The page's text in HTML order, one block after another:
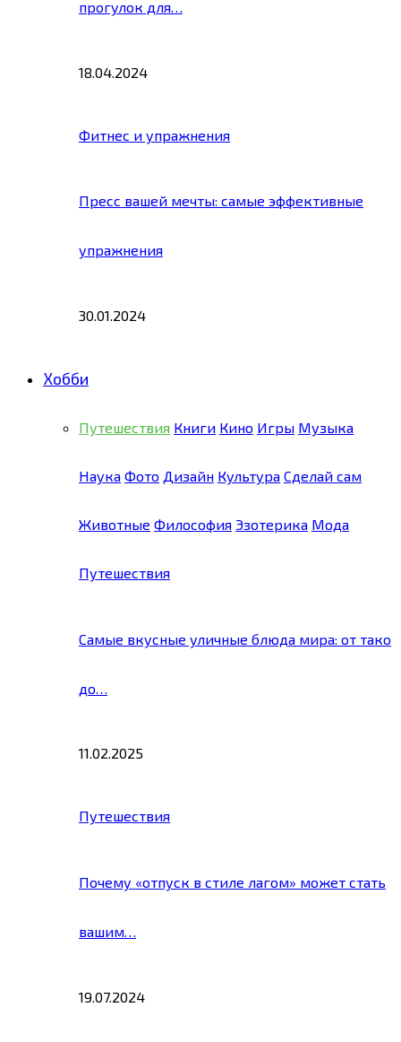
прогулок для…
18.04.2024
Фитнес и упражнения
Пресс вашей мечты: самые эффективные
упражнения
30.01.2024
Хобби
Путешествия Книги Кино Игры Музыка
Наука Фото Дизайн Культура Сделай сам
Животные Философия Эзотерика Мода
Путешествия
Самые вкусные уличные блюда мира: от тако
до…
11.02.2025
Путешествия
Почему «отпуск в стиле лагом» может стать
вашим…
19.07.2024